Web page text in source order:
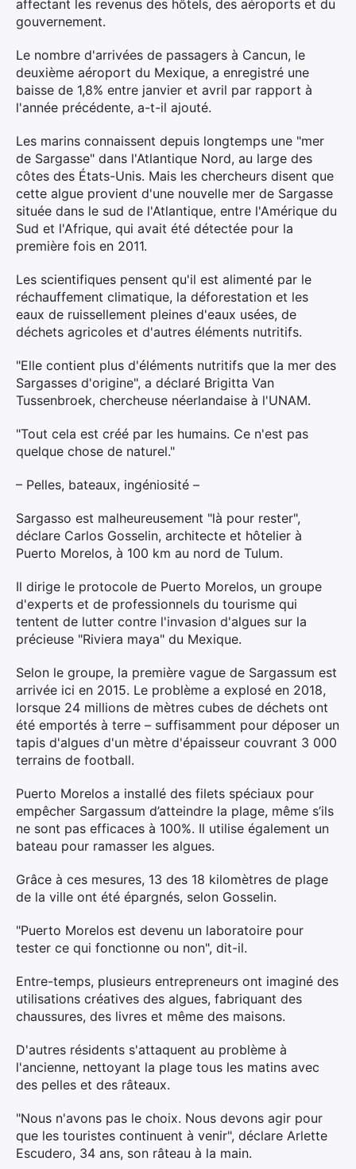
affectant les revenus des hôtels, des aéroports et du
gouvernement.
Le nombre d'arrivées de passagers à Cancun, le
deuxième aéroport du Mexique, a enregistré une
baisse de 1,8% entre janvier et avril par rapport à
l'année précédente, a-t-il ajouté.
Les marins connaissent depuis longtemps une "mer
de Sargasse" dans l'Atlantique Nord, au large des
côtes des États-Unis. Mais les chercheurs disent que
cette algue provient d'une nouvelle mer de Sargasse
située dans le sud de l'Atlantique, entre l'Amérique du
Sud et l'Afrique, qui avait été détectée pour la
première fois en 2011.
Les scientifiques pensent qu'il est alimenté par le
réchauffement climatique, la déforestation et les
eaux de ruissellement pleines d'eaux usées, de
déchets agricoles et d'autres éléments nutritifs.
"Elle contient plus d'éléments nutritifs que la mer des
Sargasses d'origine", a déclaré Brigitta Van
Tussenbroek, chercheuse néerlandaise à l'UNAM.
"Tout cela est créé par les humains. Ce n'est pas
quelque chose de naturel."
– Pelles, bateaux, ingéniosité –
Sargasso est malheureusement "là pour rester",
déclare Carlos Gosselin, architecte et hôtelier à
Puerto Morelos, à 100 km au nord de Tulum.
Il dirige le protocole de Puerto Morelos, un groupe
d'experts et de professionnels du tourisme qui
tentent de lutter contre l'invasion d'algues sur la
précieuse "Riviera maya" du Mexique.
Selon le groupe, la première vague de Sargassum est
arrivée ici en 2015. Le problème a explosé en 2018,
lorsque 24 millions de mètres cubes de déchets ont
été emportés à terre – suffisamment pour déposer un
tapis d'algues d'un mètre d'épaisseur couvrant 3 000
terrains de football.
Puerto Morelos a installé des filets spéciaux pour
empêcher Sargassum d’atteindre la plage, même s’ils
ne sont pas efficaces à 100%. Il utilise également un
bateau pour ramasser les algues.
Grâce à ces mesures, 13 des 18 kilomètres de plage
de la ville ont été épargnés, selon Gosselin.
"Puerto Morelos est devenu un laboratoire pour
tester ce qui fonctionne ou non", dit-il.
Entre-temps, plusieurs entrepreneurs ont imaginé des
utilisations créatives des algues, fabriquant des
chaussures, des livres et même des maisons.
D'autres résidents s'attaquent au problème à
l'ancienne, nettoyant la plage tous les matins avec
des pelles et des râteaux.
"Nous n'avons pas le choix. Nous devons agir pour
que les touristes continuent à venir", déclare Arlette
Escudero, 34 ans, son râteau à la main.
×
Rechercher
: